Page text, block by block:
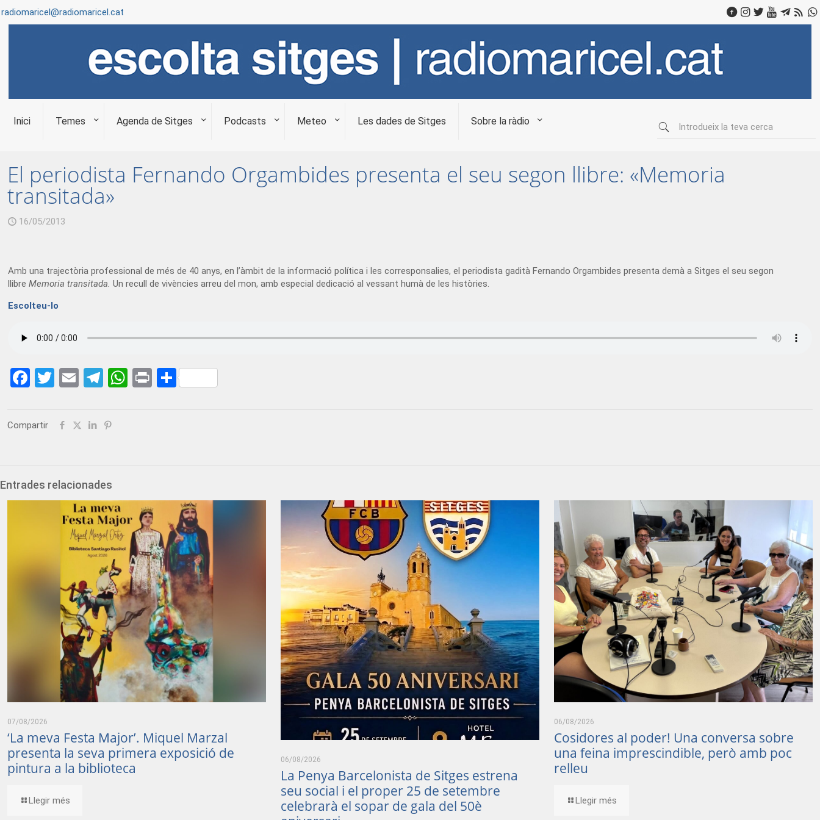
radiomaricel@radiomaricel.cat
Inici Temes Agenda de Sitges Podcasts Meteo Les dades de Sitges Sobre la ràdio
El periodista Fernando Orgambides presenta el seu segon llibre: «Memoria
transitada»
16/05/2013
Amb una trajectòria professional de més de 40 anys, en l’àmbit de la informació política i les corresponsalies, el periodista gadità Fernando Orgambides presenta demà a Sitges el seu segon
llibreMemoria transitada.Un recull de vivències arreu del mon, amb especial dedicació al vessant humà de les històries.
Escolteu-lo
Facebook
Twitter
EmailTelegram
WhatsApp
PrintShare
Compartir
Entrades relacionades
07/08/2026
‘La meva Festa Major’. Miquel Marzal
presenta la seva primera exposició de
pintura a la biblioteca
Llegir més
06/08/2026
La Penya Barcelonista de Sitges estrena
seu social i el proper 25 de setembre
celebrarà el sopar de gala del 50è
06/08/2026
Cosidores al poder! Una conversa sobre
una feina imprescindible, però amb poc
relleu
Llegir més